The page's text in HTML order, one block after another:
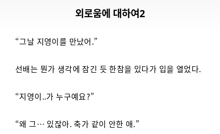
외로움에 대하여2
“그날 지영이를 만났어.”
선배는 뭔가 생각에 잠긴 듯 한참을 있다가 입을 열었다.
“지영이..가 누구예요?”
“왜 그… 있잖아. 축가 같이 안한 애.”